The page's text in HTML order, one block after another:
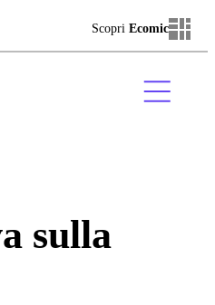
Scopri Ecomic
sulla